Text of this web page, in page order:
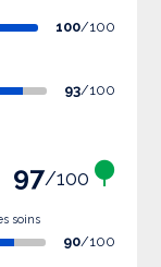
100/100
93/100
97/100
soins
90/100